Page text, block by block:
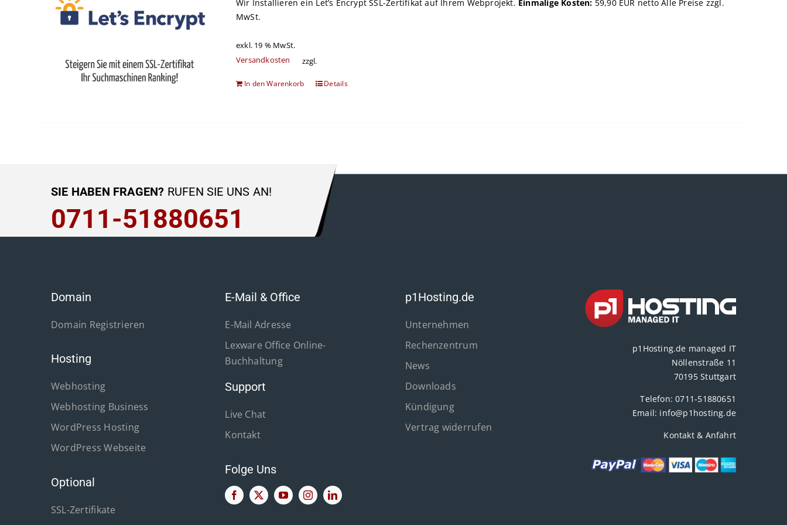
Wir Installieren ein Let’s EncryptSSL-Zertifikat auf Ihrem Webprojekt. Einmalige Kosten: 59,90 EUR netto Alle Preise zzgl.
MwSt.
exkl. 19 % MwSt.
zzgl.
Versandkosten
In den Warenkorb Details
SIE HABEN FRAGEN? RUFEN SIE UNS AN!
0711-51880651
Domain
Domain Registrieren
Hosting
Webhosting
Webhosting Business
WordPress Hosting
WordPress Webseite
Optional
SSL-Zertifikate
E-Mail & Office
E-Mail Adresse
Lexware Office Online-
Buchhaltung
Support
Live Chat
Kontakt
Folge Uns
p1Hosting.de
Unternehmen
Rechenzentrum
News
Downloads
Kündigung
Vertrag widerrufen
p1Hosting.de managed IT
Nöllenstraße 11
70195 Stuttgart
Telefon:0711-51880651
Email: info@p1hosting.de
Kontakt & Anfahrt